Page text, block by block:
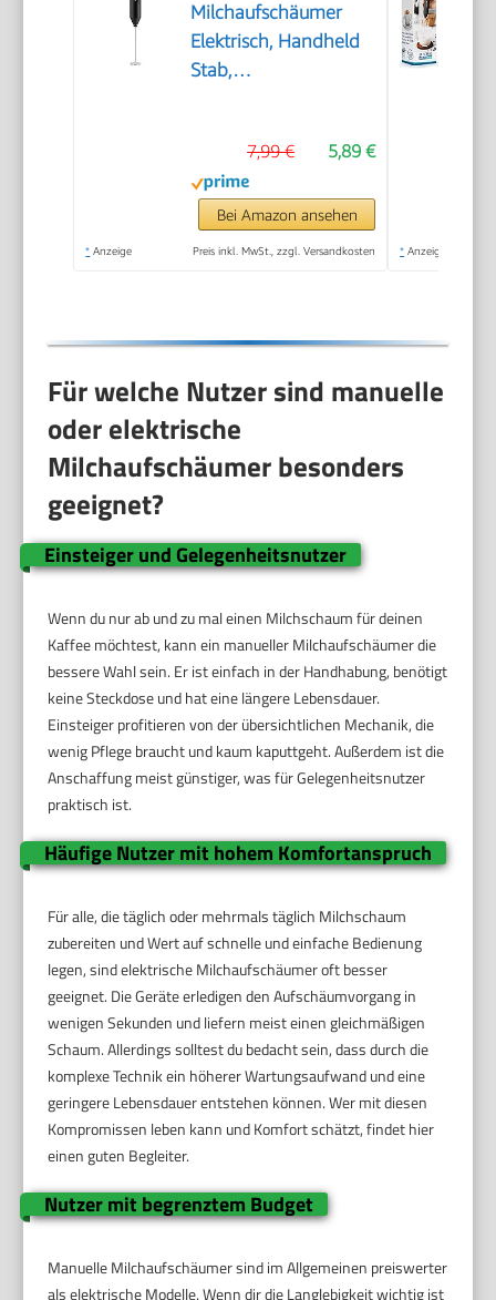
Milchaufschäumer
Elektrisch, Handheld
Stab,
5,89 €
7,99 €
Bei Amazon ansehen
* Anzeige Preis inkl. MwSt., zzgl. Versandkosten * Anzeige
Für welche Nutzer sind manuelle
oder elektrische
Milchaufschäumer besonders
geeignet?
Einsteiger und Gelegenheitsnutzer
Wenn du nur ab und zu mal einen Milchschaum für deinen
Kaffee möchtest, kann ein manueller Milchaufschäumer die
bessere Wahl sein. Er ist einfach in der Handhabung, benötigt
keine Steckdose und hat eine längere Lebensdauer.
Einsteiger profitieren von der übersichtlichen Mechanik, die
wenig Pflege braucht und kaum kaputtgeht. Außerdem ist die
Anschaffung meist günstiger, was für Gelegenheitsnutzer
praktisch ist.
Häufige Nutzer mit hohem Komfortanspruch
Für alle, die täglich oder mehrmals täglich Milchschaum
zubereiten und Wert auf schnelle und einfache Bedienung
legen, sind elektrische Milchaufschäumer oft besser
geeignet. Die Geräte erledigen den Aufschäumvorgang in
wenigen Sekunden und liefern meist einen gleichmäßigen
Schaum. Allerdings solltest du bedacht sein, dass durch die
komplexe Technik ein höherer Wartungsaufwand und eine
geringere Lebensdauer entstehen können. Wer mit diesen
Kompromissen leben kann und Komfort schätzt, findet hier
einen guten Begleiter.
Nutzer mit begrenztem Budget
Manuelle Milchaufschäumer sind im Allgemeinen preiswerter
als elektrische Modelle. Wenn dir die Langlebigkeit wichtig ist